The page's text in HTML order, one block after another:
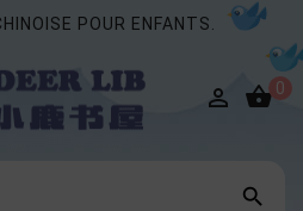
POUR ENFANTS.
 0
